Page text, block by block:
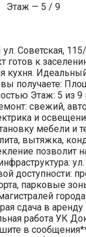
Этаж — 5 / 9
Советская,
готов к
кухня.
получаете:
Этаж: 5 из
свежий,
и
мебели и
вытяжка,
позволит
доступности:
парковые
сдача в
работа УК
в